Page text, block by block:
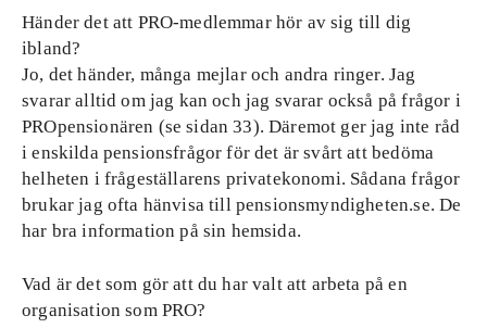
Händer det att PRO-medlemmar hör av sig till dig
ibland?
Jo, det händer, många mejlar och andra ringer. Jag
svarar alltid om jag kan och jag svarar också på frågor i
PROpensionären (se sidan 33). Däremot ger jag inte råd
i enskilda pensionsfrågor för det är svårt att bedöma
helheten i frågeställarens privatekonomi. Sådana frågor
brukar jag ofta hänvisa till pensionsmyndigheten.se. De
har bra information på sin hemsida.
Vad är det som gör att du har valt att arbeta på en
organisation som PRO?